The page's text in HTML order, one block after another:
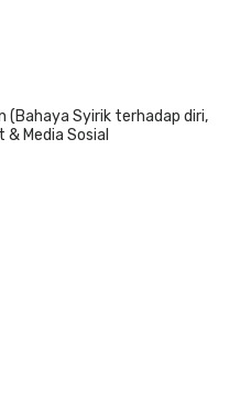
(Bahaya Syirik terhadap diri,
Media Sosial